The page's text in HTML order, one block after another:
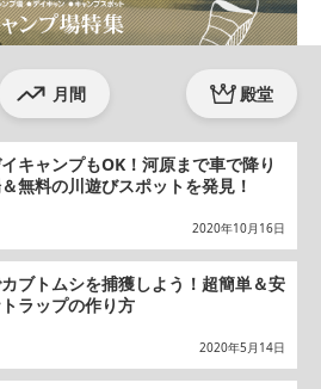
月間 殿堂
イキャンプもOK！河原まで車で降り
無料の川遊びスポットを発見！
2020年10月16日
ブトムシを捕獲しよう！超簡単＆安
ラップの作り方
2020年5月14日